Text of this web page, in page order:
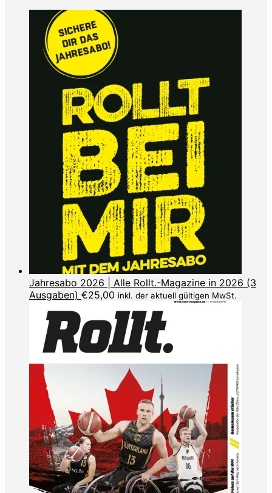
Jahresabo 2026 | Alle Rollt.-Magazine in 2026 (3
Ausgaben) €25,00 inkl. der aktuell gültigen MwSt.